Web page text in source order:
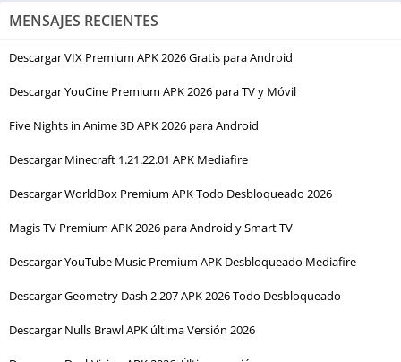
MENSAJES RECIENTES
Descargar VIX Premium APK 2026 Gratis para Android
Descargar YouCine Premium APK 2026 para TV y Móvil
Five Nights in Anime 3D APK 2026 para Android
Descargar Minecraft 1.21.22.01 APK Mediafire
Descargar WorldBox Premium APK Todo Desbloqueado 2026
Magis TV Premium APK 2026 para Android y Smart TV
Descargar YouTube Music Premium APK Desbloqueado Mediafire
Descargar Geometry Dash 2.207 APK 2026 Todo Desbloqueado
Descargar Nulls Brawl APK última Versión 2026